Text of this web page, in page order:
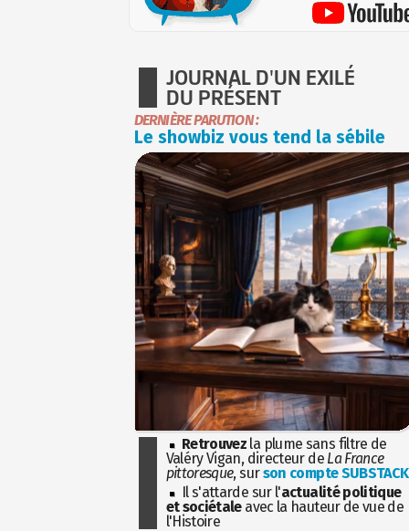
JOURNAL D'UN EXILÉ
DU PRÉSENT
DERNIÈRE PARUTION :
Le showbiz vous tend la sébile
Retrouvez la plume sans filtre de
Valéry Vigan, directeur de La France
pittoresque, surson compte SUBSTACK
Il s'attarde sur l'actualité politique
et sociétaleavec la hauteur de vue de
l'Histoire